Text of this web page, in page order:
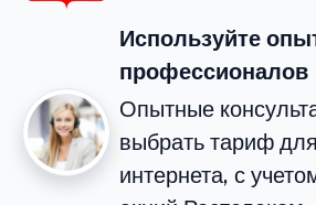
Используйте
профессионалов
Опытные
выбрать тариф
интернета, с